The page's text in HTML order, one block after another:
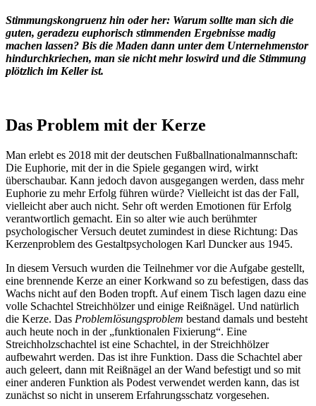
Stimmungskongruenz hin oder her: Warum sollte man sich die
guten, geradezu euphorisch stimmenden Ergebnisse madig
machen lassen? Bis die Maden dann unter dem Unternehmenstor
hindurchkriechen, man sie nicht mehr loswird und die Stimmung
plötzlich im Keller ist.
Das Problem mit der Kerze
Man erlebt es 2018 mit der deutschen Fußballnationalmannschaft:
Die Euphorie, mit der in die Spiele gegangen wird, wirkt
überschaubar. Kann jedoch davon ausgegangen werden, dass mehr
Euphorie zu mehr Erfolg führen würde? Vielleicht ist das der Fall,
vielleicht aber auch nicht. Sehr oft werden Emotionen für Erfolg
verantwortlich gemacht. Ein so alter wie auch berühmter
psychologischer Versuch deutet zumindest in diese Richtung: Das
Kerzenproblem des Gestaltpsychologen Karl Duncker aus 1945.
In diesem Versuch wurden die Teilnehmer vor die Aufgabe gestellt,
eine brennende Kerze an einer Korkwand so zu befestigen, dass das
Wachs nicht auf den Boden tropft. Auf einem Tisch lagen dazu eine
volle Schachtel Streichhölzer und einige Reißnägel. Und natürlich
die Kerze. Das Problemlösungsproblem bestand damals und besteht
auch heute noch in der „funktionalen Fixierung“. Eine
Streichholzschachtel ist eine Schachtel, in der Streichhölzer
aufbewahrt werden. Das ist ihre Funktion. Dass die Schachtel aber
auch geleert, dann mit Reißnägel an der Wand befestigt und so mit
einer anderen Funktion als Podest verwendet werden kann, das ist
zunächst so nicht in unserem Erfahrungsschatz vorgesehen.